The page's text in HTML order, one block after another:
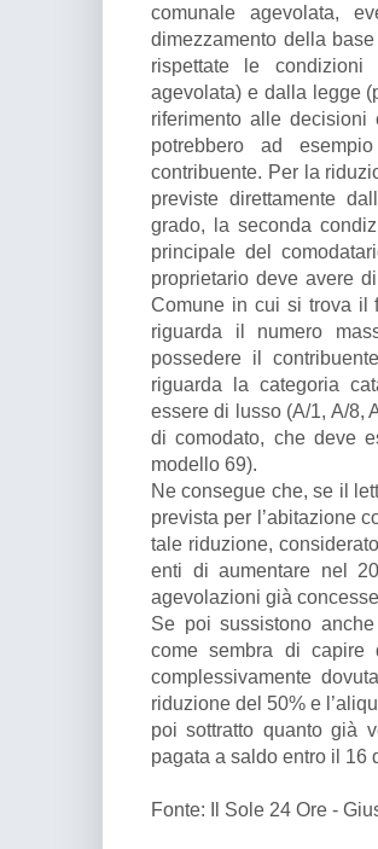
comunale agevolata,
dimezzamento della
rispettate le condizioni
agevolata) e dalla legge
riferimento alle decisioni
potrebbero ad
contribuente. Per la
previste direttamente
grado, la seconda
principale del
proprietario deve avere
Comune in cui si trova il
riguarda il numero
possedere il
riguarda la categoria
essere di lusso (A/1, A/8,
di comodato, che deve
modello 69).
Ne consegue che, se il
prevista per l’abitazione
tale riduzione,
enti di aumentare nel
agevolazioni già
Se poi sussistono
come sembra di capire
complessivamente
riduzione del 50% e
poi sottratto quanto già
pagata a saldo entro il 16
Fonte: Il Sole 24 Ore -